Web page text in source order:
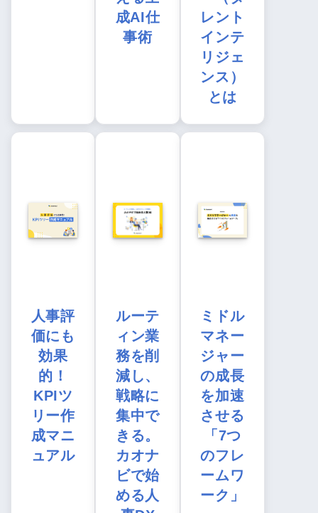
成AI仕
事術
レント
インテ
リジェ
ンス）
とは
人事評
価にも
効果
的！
KPIツ
リー作
成マニ
ュアル
ルーテ
ィン業
務を削
減し、
戦略に
集中で
きる。
カオナ
ビで始
める人
ミドル
マネー
ジャー
の成長
を加速
させる
「7つ
のフレ
ームワ
ーク」